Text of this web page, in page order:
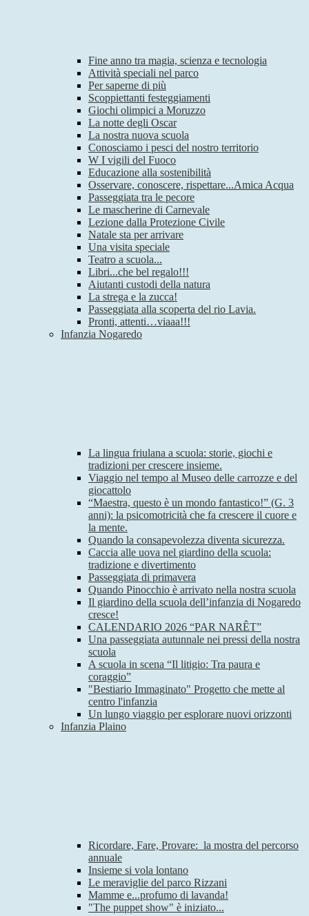
Fine anno tra magia, scienza e tecnologia
Attività speciali nel parco
Per saperne di più
Scoppiettanti festeggiamenti
Giochi olimpici a Moruzzo
La notte degli Oscar
La nostra nuova scuola
Conosciamo i pesci del nostro territorio
W I vigili del Fuoco
Educazione alla sostenibilità
Osservare, conoscere, rispettare...Amica Acqua
Passeggiata tra le pecore
Le mascherine di Carnevale
Lezione dalla Protezione Civile
Natale sta per arrivare
Una visita speciale
Teatro a scuola...
Libri...che bel regalo!!!
Aiutanti custodi della natura
La strega e la zucca!
Passeggiata alla scoperta del rio Lavia.
Pronti, attenti…viaaa!!!
Infanzia Nogaredo
La lingua friulana a scuola: storie, giochi e
tradizioni per crescere insieme.
Viaggio nel tempo al Museo delle carrozze e del
giocattolo
“Maestra, questo è un mondo fantastico!” (G. 3
anni): la psicomotricità che fa crescere il cuore e
la mente.
Quando la consapevolezza diventa sicurezza.
Caccia alle uova nel giardino della scuola:
tradizione e divertimento
Passeggiata di primavera
Quando Pinocchio è arrivato nella nostra scuola
Il giardino della scuola dell’infanzia di Nogaredo
cresce!
CALENDARIO 2026 “PAR NARÊT”
Una passeggiata autunnale nei pressi della nostra
scuola
A scuola in scena “Il litigio: Tra paura e
coraggio”
"Bestiario Immaginato" Progetto che mette al
centro l'infanzia
Un lungo viaggio per esplorare nuovi orizzonti
Infanzia Plaino
Ricordare, Fare, Provare: la mostra del percorso
annuale
Insieme si vola lontano
Le meraviglie del parco Rizzani
Mamme e...profumo di lavanda!
"The puppet show" è iniziato...